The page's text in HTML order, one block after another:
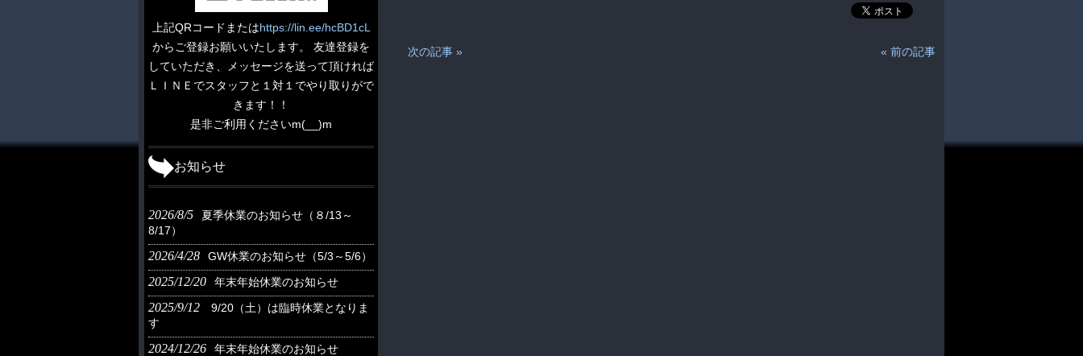
« 前の記事
次の記事 »
上記QRコードまたはhttps://lin.ee/hcBD1cL
からご登録お願いいたします。 友達登録を
していただき、メッセージを送って頂ければ
ＬＩＮＥでスタッフと１対１でやり取りがで
きます！！
是非ご利用くださいm(__)m
お知らせ
2026/8/5
夏季休業のお知らせ（８/13～
8/17）
2026/4/28 GW休業のお知らせ（5/3～5/6）
2025/12/20 年末年始休業のお知らせ
2025/9/12
9/20（土）は臨時休業となりま
す
2024/12/26 年末年始休業のお知らせ